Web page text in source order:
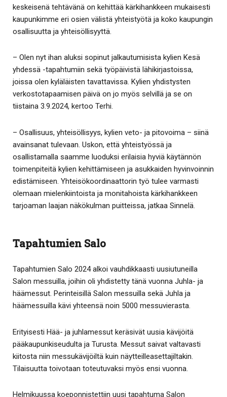
keskeisenä tehtävänä on kehittää kärkihankkeen mukaisesti
kaupunkimme eri osien välistä yhteistyötä ja koko kaupungin
osallisuutta ja yhteisöllisyyttä.
– Olen nyt ihan aluksi sopinut jalkautumisista kylien Kesä
yhdessä -tapahtumiin sekä työpäivistä lähikirjastoissa,
joissa olen kyläläisten tavattavissa. Kylien yhdistysten
verkostotapaamisen päivä on jo myös selvillä ja se on
tiistaina 3.9.2024, kertoo Terhi.
– Osallisuus, yhteisöllisyys, kylien veto- ja pitovoima – siinä
avainsanat tulevaan. Uskon, että yhteistyössä ja
osallistamalla saamme luoduksi erilaisia hyviä käytännön
toimenpiteitä kylien kehittämiseen ja asukkaiden hyvinvoinnin
edistämiseen. Yhteisökoordinaattorin työ tulee varmasti
olemaan mielenkiintoista ja monitahoista kärkihankkeen
tarjoaman laajan näkökulman puitteissa, jatkaa Sinnelä.
Tapahtumien Salo
Tapahtumien Salo 2024 alkoi vauhdikkaasti uusiutuneilla
Salon messuilla, joihin oli yhdistetty tänä vuonna Juhla- ja
häämessut. Perinteisillä Salon messuilla sekä Juhla ja
häämessuilla kävi yhteensä noin 5000 messuvierasta.
Erityisesti Hää- ja juhlamessut keräsivät uusia kävijöitä
pääkaupunkiseudulta ja Turusta. Messut saivat valtavasti
kiitosta niin messukävijöiltä kuin näytteilleasettajiltakin.
Tilaisuutta toivotaan toteutuvaksi myös ensi vuonna.
Helmikuussa koeponnistettiin uusi tapahtuma Salon